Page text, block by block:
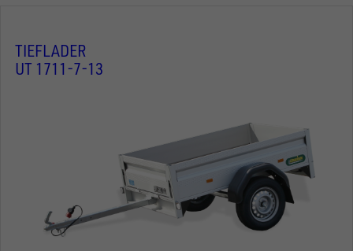
TIEFLADER
UT 1711-7-13